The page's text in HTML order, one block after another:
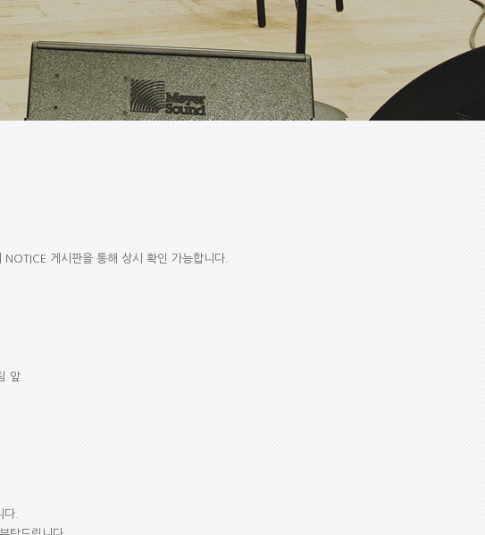
게시판을 통해 상시 확인 가능합니다.
앞
.